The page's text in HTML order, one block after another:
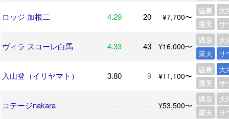
ロッジ 加根二 4.29 20 ¥7,700〜
温泉
大
露天
サ
ヴィラ スコーレ白馬 4.33 43 ¥16,000〜
温泉
大
露天
サ
入山登（イリヤマト） 3.80 9 ¥11,100〜
温泉
大
露天
サ
コテージnakara ― ― ¥53,500〜
温泉
大
露天
サ